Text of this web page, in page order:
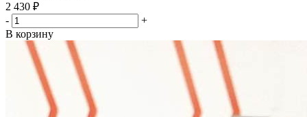
2 430 ₽
-
+
В корзину